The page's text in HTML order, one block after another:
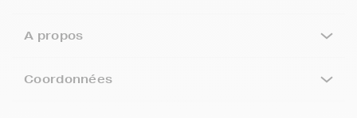
A propos
Coordonnées